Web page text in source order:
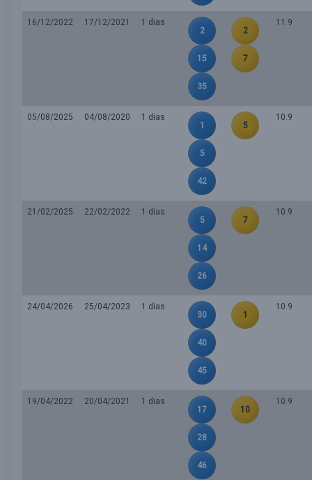
16/12/2022 17/12/2021
1 dias
2
15
35
2
7
11.9
05/08/2025 04/08/2020
1 dias
1
5
42
5
10.9
21/02/2025 22/02/2022
1 dias
5
14
26
7
10.9
24/04/2026 25/04/2023
1 dias
30
40
45
1
10.9
19/04/2022 20/04/2021
1 dias
17
28
46
10
10.9